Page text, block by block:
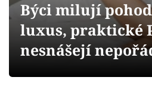
Přihlášení
Sledujte nás
Býci milují
luxus, praktické
nesnášejí